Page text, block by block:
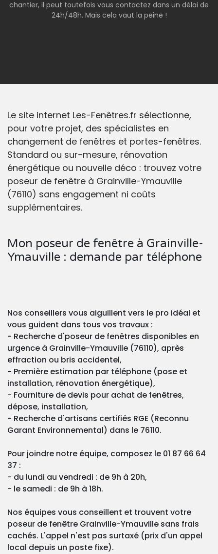
chantier, il peut toutefois vous contactez dans un délai de
24h/48h. Mais cela vaut la peine !
Le site internet Les-Fenêtres.fr sélectionne,
pour votre projet, des spécialistes en
changement de fenêtres et portes-fenêtres.
Standard ou sur-mesure, rénovation
énergétique ou nouvelle déco : trouvez votre
poseur de fenêtre à Grainville-Ymauville
(76110) sans engagement ni coûts
supplémentaires.
Mon poseur de fenêtre à Grainville-
Ymauville : demande par téléphone
Nos conseillers vous aiguillent vers le pro idéal et
vous guident dans tous vos travaux :
- Recherche d'poseur de fenêtres disponibles en
urgence à Grainville-Ymauville (76110), après
effraction ou bris accidentel,
- Première estimation par téléphone (pose et
installation, rénovation énergétique),
- Fourniture de devis pour achat de fenêtres,
dépose, installation,
- Recherche d'artisans certifiés RGE (Reconnu
Garant Environnemental) dans le 76110.
Pour joindre notre équipe, composez le 01 87 66 64
37 :
- du lundi au vendredi : de 9h à 20h,
- le samedi : de 9h à 18h.
Nos équipes vous conseillent et trouvent votre
poseur de fenêtre Grainville-Ymauville sans frais
cachés. L'appel n'est pas surtaxé (prix d'un appel
local depuis un poste fixe).